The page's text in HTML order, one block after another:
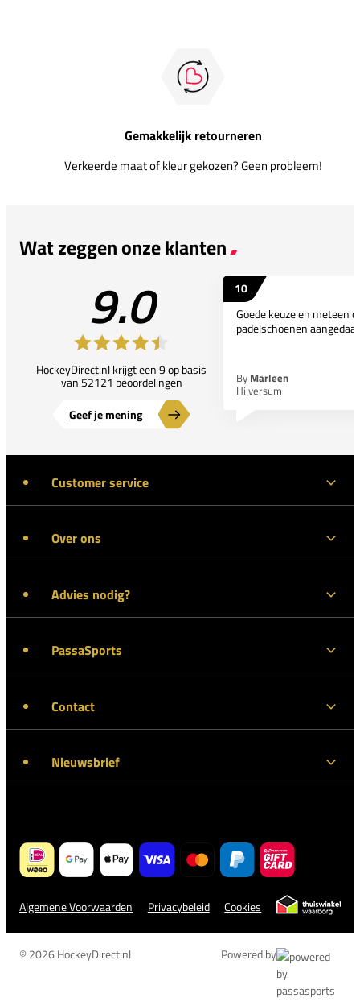
Gemakkelijk retourneren
Verkeerde maat of kleur gekozen? Geen probleem!
Wat zeggen onze klanten
9.0
HockeyDirect.nl krijgt een 9 op basis
van 52121 beoordelingen
Geef je mening
10
Goede keuze en meteen
padelschoenen
By Marleen
Hilversum
Customer service
Over ons
Advies nodig?
PassaSports
Contact
Nieuwsbrief
Algemene Voorwaarden Privacybeleid Cookies
© 2026 HockeyDirect.nl Powered by